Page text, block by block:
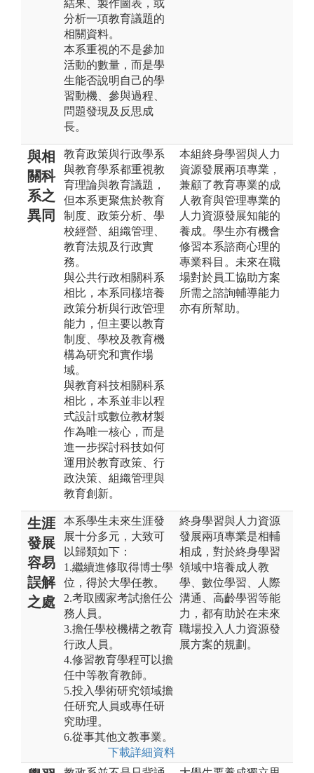
結果、製作圖表，或
分析一項教育議題的
相關資料。
本系重視的不是參加
活動的數量，而是學
生能否說明自己的學
習動機、參與過程、
問題發現及反思成
長。
與相
關科
系之
異同
教育政策與行政學系
與教育學系都重視教
育理論與教育議題，
但本系更聚焦於教育
制度、政策分析、學
校經營、組織管理、
教育法規及行政實
務。
與公共行政相關科系
相比，本系同樣培養
政策分析與行政管理
能力，但主要以教育
制度、學校及教育機
構為研究和實作場
域。
與教育科技相關科系
相比，本系並非以程
式設計或數位教材製
作為唯一核心，而是
進一步探討科技如何
運用於教育政策、行
政決策、組織管理與
教育創新。
本組終身學習與人力
資源發展兩項專業，
兼顧了教育專業的成
人教育與管理專業的
人力資源發展知能的
養成。學生亦有機會
修習本系諮商心理的
專業科目。未來在職
場對於員工協助方案
所需之諮詢輔導能力
亦有所幫助。
生涯
發展
容易
誤解
之處
本系學生未來生涯發
展十分多元，大致可
以歸類如下：
1.繼續進修取得博士學
位，得於大學任教。
2.考取國家考試擔任公
務人員。
3.擔任學校機構之教育
行政人員。
4.修習教育學程可以擔
任中等教育教師。
5.投入學術研究領域擔
任研究人員或專任研
究助理。
6.從事其他文教事業。
下載詳細資料
終身學習與人力資源
發展兩項專業是相輔
相成，對於終身學習
領域中培養成人教
學、數位學習、人際
溝通、高齡學習等能
力，都有助於在未來
職場投入人力資源發
展方案的規劃。